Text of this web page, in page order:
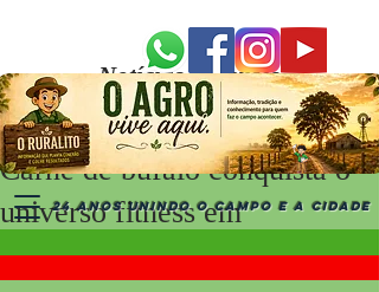
24 ANOS UNINDO O CAMPO E A CIDADE
Notícias Recentes
Carne de búfalo conquista o
universo fitness em
degustação na capital gaúcha